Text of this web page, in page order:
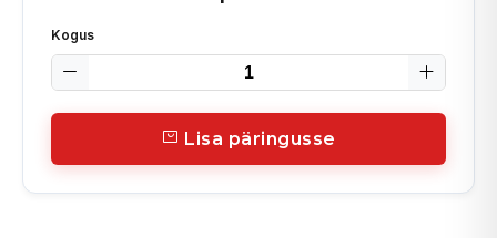
Kogus
Lisa päringusse